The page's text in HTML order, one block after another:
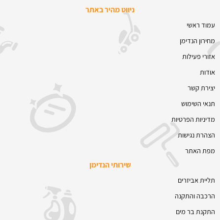
ניווט מהיר באתר
עמוד ראשי
מחירון הנדימן
אזורי פעילות
אודות
יצירת קשר
תנאי השימוש
מדיניות הפרטיות
הצהרת נגישות
מפת האתר
שירותי הנדימן
תליית אביזרים
הרכבה והתקנה
התקנת בר מים